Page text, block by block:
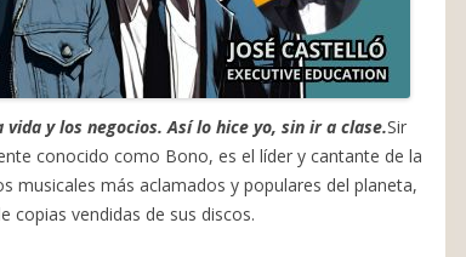
y los negocios. Así lo hice yo, sin ir a clase.Sir
conocido como Bono, es el líder y cantante de la
musicales más aclamados y populares del planeta,
copias vendidas de sus discos.